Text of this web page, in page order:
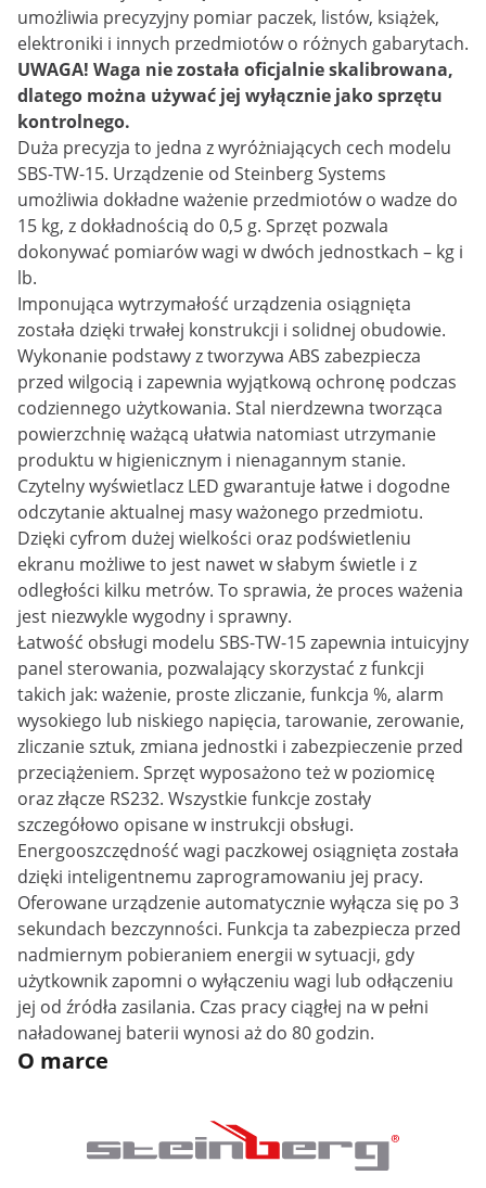
umożliwia precyzyjny pomiar paczek, listów, książek,
elektroniki i innych przedmiotów o różnych gabarytach.
UWAGA! Waga nie została oficjalnie skalibrowana,
dlatego można używać jej wyłącznie jako sprzętu
kontrolnego.
Duża precyzja to jedna z wyróżniających cech modelu
SBS-TW-15. Urządzenie od Steinberg Systems
umożliwia dokładne ważenie przedmiotów o wadze do
15 kg, z dokładnością do 0,5 g. Sprzęt pozwala
dokonywać pomiarów wagi w dwóch jednostkach – kg i
lb.
Imponująca wytrzymałość urządzenia osiągnięta
została dzięki trwałej konstrukcji i solidnej obudowie.
Wykonanie podstawy z tworzywa ABS zabezpiecza
przed wilgocią i zapewnia wyjątkową ochronę podczas
codziennego użytkowania. Stal nierdzewna tworząca
powierzchnię ważącą ułatwia natomiast utrzymanie
produktu w higienicznym i nienagannym stanie.
Czytelny wyświetlacz LED gwarantuje łatwe i dogodne
odczytanie aktualnej masy ważonego przedmiotu.
Dzięki cyfrom dużej wielkości oraz podświetleniu
ekranu możliwe to jest nawet w słabym świetle i z
odległości kilku metrów. To sprawia, że proces ważenia
jest niezwykle wygodny i sprawny.
Łatwość obsługi modelu SBS-TW-15 zapewnia intuicyjny
panel sterowania, pozwalający skorzystać z funkcji
takich jak: ważenie, proste zliczanie, funkcja %, alarm
wysokiego lub niskiego napięcia, tarowanie, zerowanie,
zliczanie sztuk, zmiana jednostki i zabezpieczenie przed
przeciążeniem. Sprzęt wyposażono też w poziomicę
oraz złącze RS232. Wszystkie funkcje zostały
szczegółowo opisane w instrukcji obsługi.
Energooszczędność wagi paczkowej osiągnięta została
dzięki inteligentnemu zaprogramowaniu jej pracy.
Oferowane urządzenie automatycznie wyłącza się po 3
sekundach bezczynności. Funkcja ta zabezpiecza przed
nadmiernym pobieraniem energii w sytuacji, gdy
użytkownik zapomni o wyłączeniu wagi lub odłączeniu
jej od źródła zasilania. Czas pracy ciągłej na w pełni
naładowanej baterii wynosi aż do 80 godzin.
O marce